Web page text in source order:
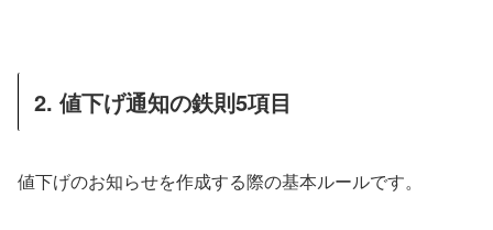
2. 値下げ通知の鉄則5項目
値下げのお知らせを作成する際の基本ルールです。